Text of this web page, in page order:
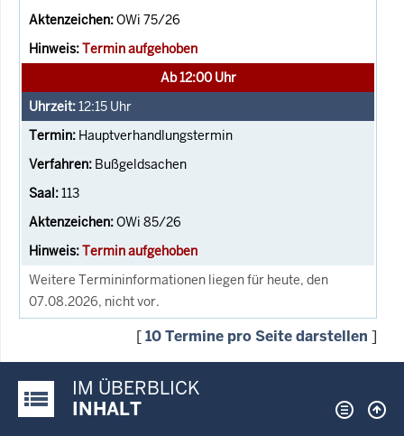
OWi 75/26
Termin aufgehoben
Ab 12:00 Uhr
12:15 Uhr
Hauptverhandlungstermin
Bußgeldsachen
113
OWi 85/26
Termin aufgehoben
Weitere Termininformationen liegen für heute, den
07.08.2026, nicht vor.
[10 Termine pro Seite darstellen ]
Justiz-Portal im Überblick:
IM ÜBERBLICK
INHALT